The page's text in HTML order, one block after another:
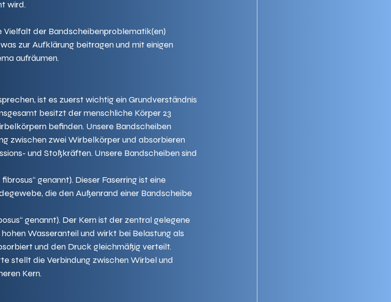
wird.
Vielfalt der Bandscheibenproblematik(en)
zur Aufklärung beitragen und mit einigen
aufräumen.
ist es zuerst wichtig ein Grundverständnis
besitzt der menschliche Körper 23
befinden. Unsere Bandscheiben
zwischen zwei Wirbelkörper und absorbieren
und Stoßkräften. Unsere Bandscheiben sind
genannt). Dieser Faserring ist eine
die den Außenrand einer Bandscheibe
genannt). Der Kern ist der zentral gelegene
Wasseranteil und wirkt bei Belastung als
und den Druck gleichmäßig verteilt.
stellt die Verbindung zwischen Wirbel und
Kern.